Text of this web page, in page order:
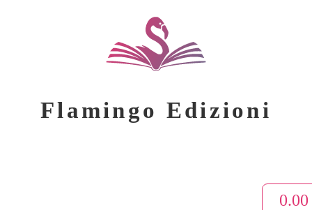
Flamingo Edizioni
0.00